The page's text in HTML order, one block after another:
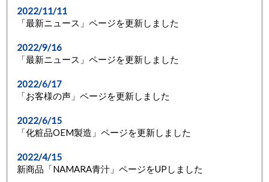
2022/11/11
「最新ニュース」ページを更新しました
2022/9/16
「最新ニュース」ページを更新しました
2022/6/17
「お客様の声」ページを更新しました
2022/6/15
「化粧品OEM製造」ページを更新しました
2022/4/15
新商品「NAMARA青汁」ページをUPしました